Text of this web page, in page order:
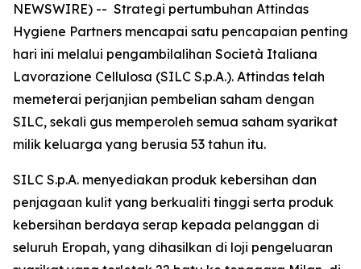
NEWSWIRE) -- Strategi pertumbuhan Attindas
Hygiene Partners mencapai satu pencapaian penting
hari ini melalui pengambilalihan Società Italiana
Lavorazione Cellulosa (SILC S.p.A.). Attindas telah
memeterai perjanjian pembelian saham dengan
SILC, sekali gus memperoleh semua saham syarikat
milik keluarga yang berusia 53 tahun itu.
SILC S.p.A. menyediakan produk kebersihan dan
penjagaan kulit yang berkualiti tinggi serta produk
kebersihan berdaya serap kepada pelanggan di
seluruh Eropah, yang dihasilkan di loji pengeluaran